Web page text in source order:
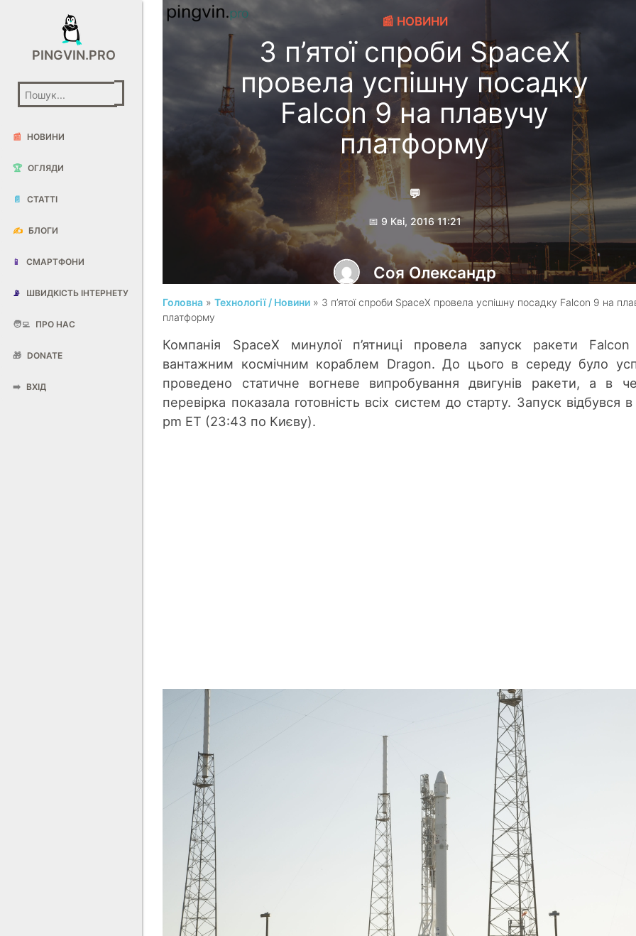
PINGVIN.PRO
📰 НОВИНИ
🏆 ОГЛЯДИ
📄 СТАТТІ
✍️ БЛОГИ
📱 СМАРТФОНИ
📡 ШВИДКІСТЬ ІНТЕРНЕТУ
🧑‍💻 ПРО НАС
🎁 DONATE
➡️ ВХІД
📰 НОВИНИ
З п’ятої спроби SpaceX
провела успішну посадку
Falcon 9 на плавучу
платформу
💬
📅 9 Кві, 2016 11:21
Соя Олександр
Головна »Технології / Новини » З п’ятої спроби SpaceX провела успішну посадку Falcon 9 на
платформу
Компанія SpaceX минулої п’ятниці провела запуск ракети
вантажним космічним кораблем Dragon. До цього в середу було
проведено статичне вогневе випробування двигунів ракети, а в
перевірка показала готовність всіх систем до старту. Запуск відбувся
pm ET (23:43 по Києву).